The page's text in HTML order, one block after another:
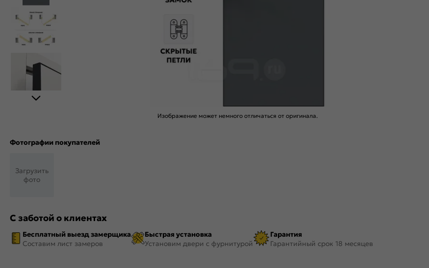
Изображение может немного отличаться от оригинала.
Фотографии покупателей
Загрузить
фото
С заботой о клиентах
Бесплатный выезд замерщика
Составим лист замеров
Быстрая установка
Установим двери с фурнитурой
Гарантия
Гарантийный срок 18 месяцев